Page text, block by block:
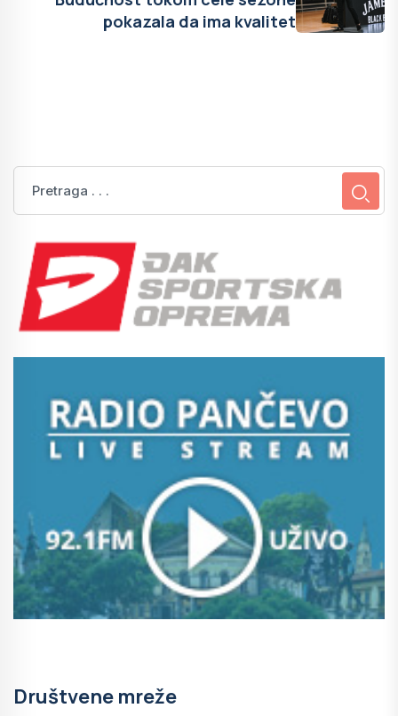
pokazala da ima kvalitet
Društvene mreže